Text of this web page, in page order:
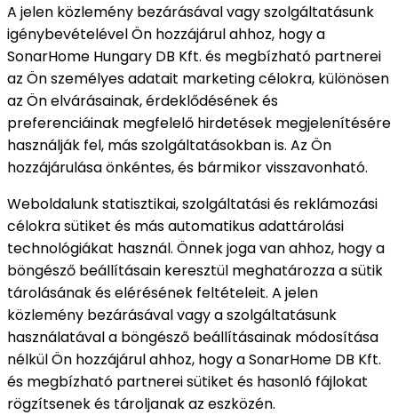
A jelen közlemény bezárásával vagy szolgáltatásunk
igénybevételével Ön hozzájárul ahhoz, hogy a
SonarHome Hungary DB Kft. és megbízható partnerei
az Ön személyes adatait marketing célokra, különösen
az Ön elvárásainak, érdeklődésének és
preferenciáinak megfelelő hirdetések megjelenítésére
használják fel, más szolgáltatásokban is. Az Ön
hozzájárulása önkéntes, és bármikor visszavonható.
Weboldalunk statisztikai, szolgáltatási és reklámozási
célokra sütiket és más automatikus adattárolási
technológiákat használ. Önnek joga van ahhoz, hogy a
böngésző beállításain keresztül meghatározza a sütik
tárolásának és elérésének feltételeit. A jelen
közlemény bezárásával vagy a szolgáltatásunk
használatával a böngésző beállításainak módosítása
nélkül Ön hozzájárul ahhoz, hogy a SonarHome DB Kft.
és megbízható partnerei sütiket és hasonló fájlokat
rögzítsenek és tároljanak az eszközén.